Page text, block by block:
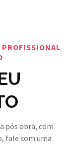
PROFISSIONAL
pós obra, com
fale com uma